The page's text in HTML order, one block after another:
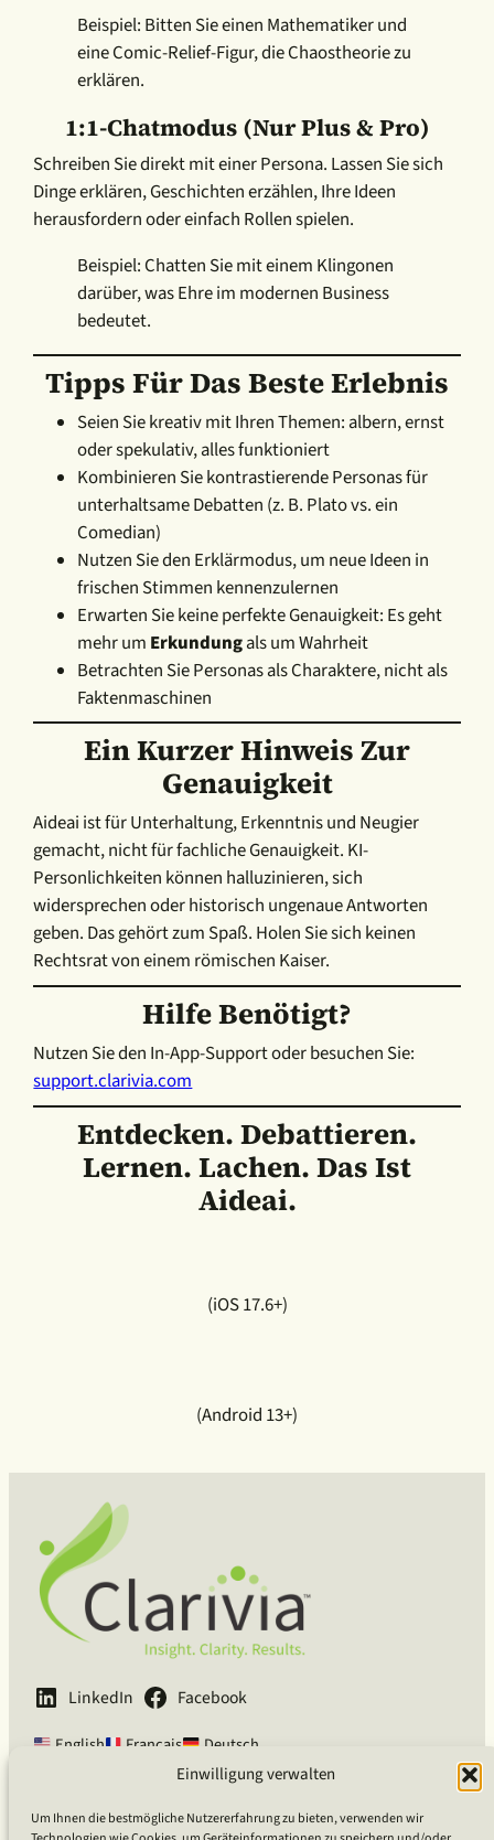
Einwilligung verwalten
Um Ihnen die bestmögliche Nutzererfahrung zu bieten, verwenden wir
Beispiel: Bitten Sie einen Mathematiker und
eine Comic-Relief-Figur, die Chaostheorie zu
erklären.
1:1-Chatmodus(nur Plus & Pro)
Schreiben Sie direkt mit einer Persona. Lassen Sie sich
Dinge erklären, Geschichten erzählen, Ihre Ideen
herausfordern oder einfach Rollen spielen.
Beispiel: Chatten Sie mit einem Klingonen
darüber, was Ehre im modernen Business
bedeutet.
Tipps Für Das Beste Erlebnis
Seien Sie kreativ mit Ihren Themen: albern, ernst
oder spekulativ, alles funktioniert
Kombinieren Sie kontrastierende Personas für
unterhaltsame Debatten (z. B. Plato vs. ein
Comedian)
Nutzen Sie den Erklärmodus, um neue Ideen in
frischen Stimmen kennenzulernen
Erwarten Sie keine perfekte Genauigkeit: Es geht
mehr um Erkundungals um Wahrheit
Betrachten Sie Personas als Charaktere, nicht als
Faktenmaschinen
Ein Kurzer Hinweis Zur
Genauigkeit
Aideai ist für Unterhaltung, Erkenntnis und Neugier
gemacht, nicht für fachliche Genauigkeit. KI-
Personlichkeiten können halluzinieren, sich
widersprechen oder historisch ungenaue Antworten
geben. Das gehört zum Spaß. Holen Sie sich keinen
Rechtsrat von einem römischen Kaiser.
Hilfe Benötigt?
Nutzen Sie den In-App-Support oder besuchen Sie:
support.clarivia.com
Entdecken. Debattieren.
Lernen. Lachen. Das Ist
Aideai.
(iOS 17.6+)
(Android 13+)
LinkedIn Facebook
English Français Deutsch